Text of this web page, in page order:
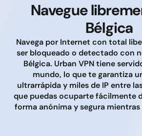
Navegue
Bélgica
Navega por Internet con total
ser bloqueado o detectado con
Bélgica. Urban VPN tiene
mundo, lo que te garantiza
ultrarrápida y miles de IP entre
que puedas ocuparte fácilmente
forma anónima y segura mientras